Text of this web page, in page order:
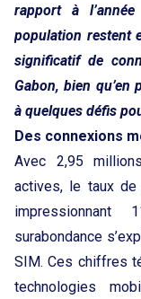
rapport à
population restent
significatif de
Gabon, bien
à quelques défis
Des connexions
Avec 2,95
actives, le taux
surabondance
SIM. Ces chiffres
technologies